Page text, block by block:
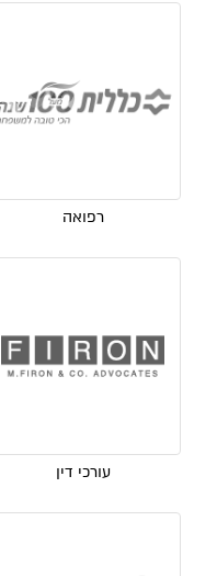
רפואה
עורכי דין